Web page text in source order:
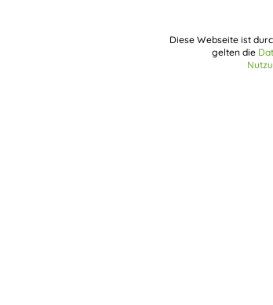
Diese Webseite ist
gelten die